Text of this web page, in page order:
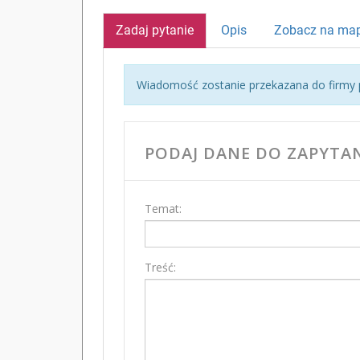
Zadaj pytanie Opis Zobacz na
Wiadomość zostanie przekazana do
PODAJ DANE DO
Temat:
Treść: